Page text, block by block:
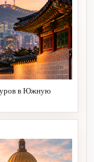
туров в Южную